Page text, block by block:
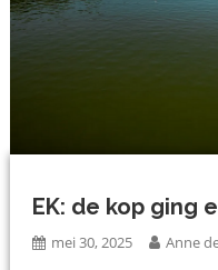
EK: de kop ging
mei 30, 2025 Anne